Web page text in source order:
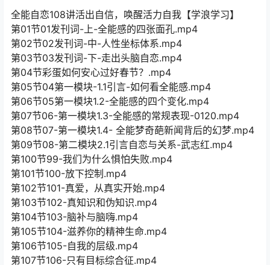
全能自恋108讲活出自信，唤醒活力自我【学浪学习】
第01节01发刊词-上-全能感的四张面孔.mp4
第02节02发刊词-中-人性坐标体系.mp4
第03节03发刊词-下-走出头脑自恋.mp4
第04节彩蛋如何安心过好春节？.mp4
第05节04第一模块-1.1引言-如何看全能感.mp4
第06节05第一模块1.2-全能感的四个变化.mp4
第07节06-第一模块1.3-全能感的常规表现-0120.mp4
第08节07-第一模块1.4- 全能梦奇葩新闻背后的幻梦.mp4
第09节08-第二模块2.1引言自恋与关系-武志红.mp4
第100节99-我们为什么惧怕失败.mp4
第101节100-放下控制.mp4
第102节101-真爱，从真实开始.mp4
第103节102-真知识和伪知识.mp4
第104节103-脑补与脑嗨.mp4
第105节104-滋养你的精神生命.mp4
第106节105-自我的层级.mp4
第107节106-只有目标综合征.mp4